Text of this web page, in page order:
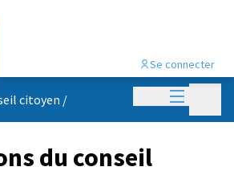
Menu
Se connecter
citoyen /
du conseil